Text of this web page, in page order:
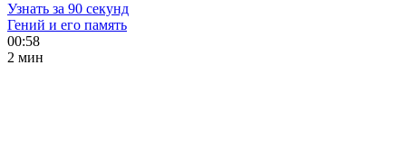
Узнать за 90 секунд
Гений и его память
00:58
2 мин